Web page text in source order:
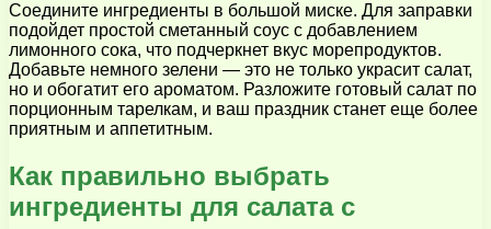
Соедините ингредиенты в большой миске. Для заправки
подойдет простой сметанный соус с добавлением
лимонного сока, что подчеркнет вкус морепродуктов.
Добавьте немного зелени — это не только украсит салат,
но и обогатит его ароматом. Разложите готовый салат по
порционным тарелкам, и ваш праздник станет еще более
приятным и аппетитным.
Как правильно выбрать
ингредиенты для салата с